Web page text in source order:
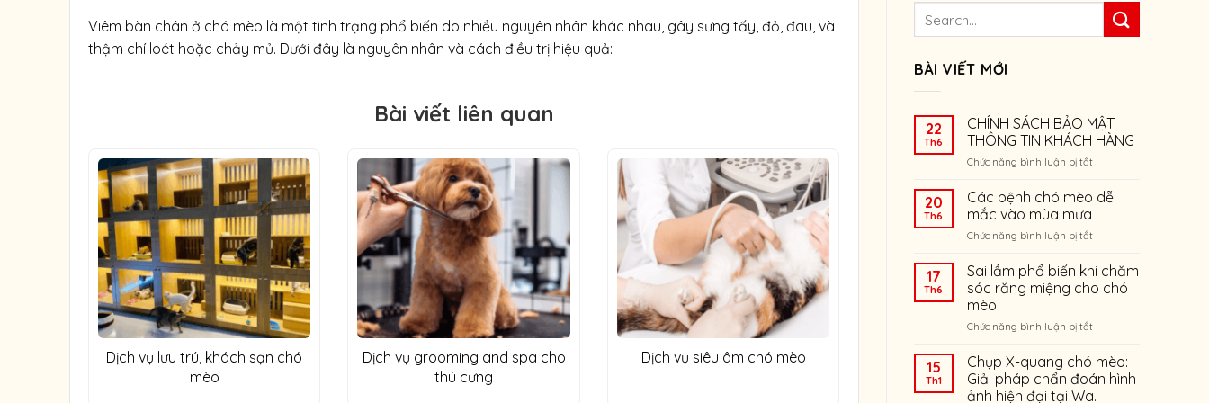
Viêm bàn chân ở chó mèo là một tình trạng phổ biến do nhiều nguyên nhân khác nhau, gây sưng tấy, đỏ, đau, và
thậm chí loét hoặc chảy mủ. Dưới đây là nguyên nhân và cách điều trị hiệu quả:
Bài viết liên quan
Dịch vụ lưu trú, khách sạn chó
mèo
Dịch vụ grooming and spa cho
thú cưng
Dịch vụ siêu âm chó mèo
BÀI VIẾT MỚI
22
Th6
CHÍNH SÁCH BẢO MẬT
THÔNG TIN KHÁCH HÀNG
Chức năng bình luận bị tắtở
SÁCH
BẢO
THÔNG
KHÁCH
HÀNG
20
Th6
Các bệnh chó mèo dễ
mắc vào mùa mưa
Chức năng bình luận bị tắtở
bệnh
chó
mèo
mắc
mùa
mưa
17
Th6
Sai lầm phổ biến khi chăm
sóc răng miệng cho chó
mèo
Chức năng bình luận bị tắtở
lầm
phổ
biến
15
Th1
Chụp X-quang chó mèo:
Giải pháp chẩn đoán hình
ảnh hiện đại tại Wa.